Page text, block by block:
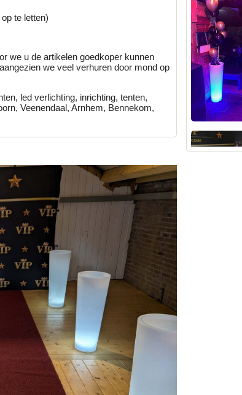
te letten)
we u de artikelen goedkoper kunnen
we veel verhuren door mond op
led verlichting, inrichting, tenten,
Veenendaal, Arnhem, Bennekom,